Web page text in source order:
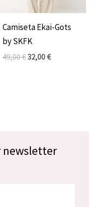
Camiseta Ekai-Gots
by SKFK
49,00€32,00€
newsletter